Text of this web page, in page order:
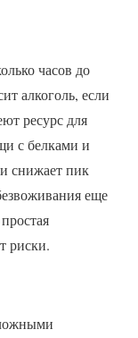
часов до
алкоголь, если
ресурс для
с белками и
снижает пик
еще
риски.